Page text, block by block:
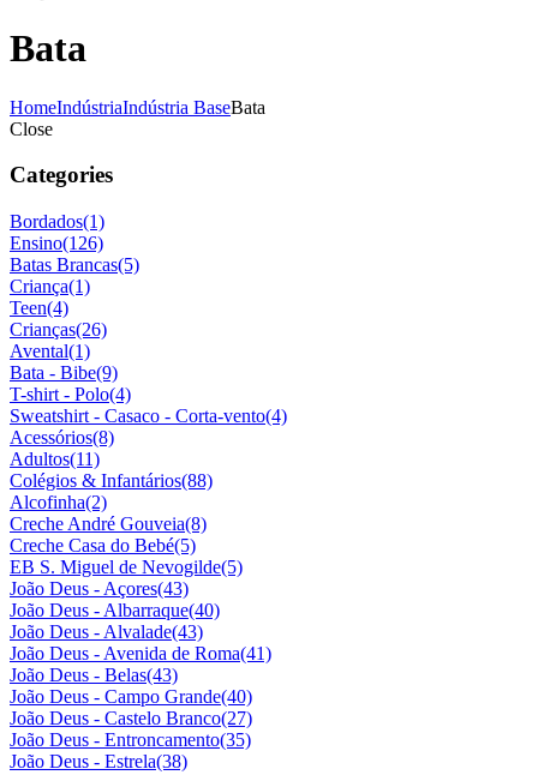
Bata
HomeIndústriaIndústria BaseBata
Close
Categories
Bordados(1)
Ensino(126)
Batas Brancas(5)
Criança(1)
Teen(4)
Crianças(26)
Avental(1)
Bata - Bibe(9)
T-shirt - Polo(4)
Sweatshirt - Casaco - Corta-vento(4)
Acessórios(8)
Adultos(11)
Colégios & Infantários(88)
Alcofinha(2)
Creche André Gouveia(8)
Creche Casa do Bebé(5)
EB S. Miguel de Nevogilde(5)
João Deus - Açores(43)
João Deus - Albarraque(40)
João Deus - Alvalade(43)
João Deus - Avenida de Roma(41)
João Deus - Belas(43)
João Deus - Campo Grande(40)
João Deus - Castelo Branco(27)
João Deus - Entroncamento(35)
João Deus - Estrela(38)